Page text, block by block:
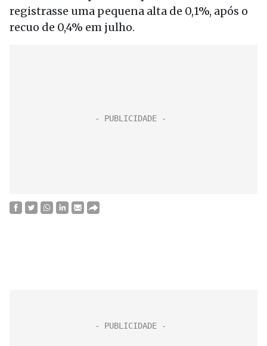
registrasse uma pequena alta de 0,1%, após o
recuo de 0,4% em julho.